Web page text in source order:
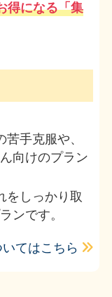
得になる「集
手克服や、
向けのプラン
をしっかり取
ンです。
てはこちら